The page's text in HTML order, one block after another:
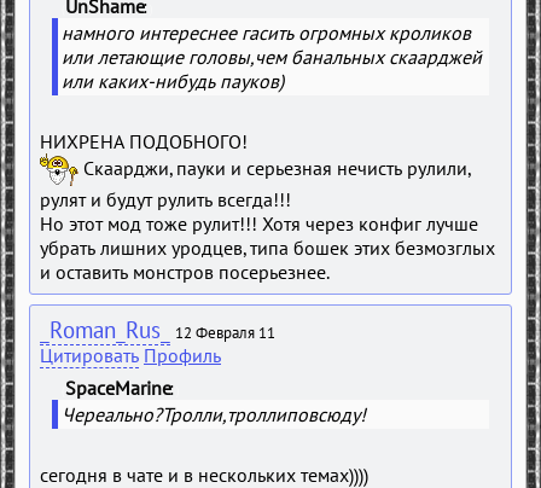
UnShame
намного интереснее гасить огромных кроликов
или летающие головы,чем банальных скаарджей
или каких-нибудь пауков)
НИХРЕНА ПОДОБНОГО!
Скаарджи, пауки и серьезная нечисть рулили,
рулят и будут рулить всегда!!!
Но этот мод тоже рулит!!! Хотя через конфиг лучше
убрать лишних уродцев, типа бошек этих безмозглых
и оставить монстров посерьезнее.
_Roman_Rus_ 12 Февраля 11
Цитировать Профиль
SpaceMarine
Череально?Тролли,троллиповсюду!
сегодня в чате и в нескольких темах))))